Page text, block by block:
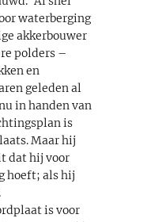
waterberging
akkerbouwer
polders –
en
geleden al
in handen van
is
Maar hij
dat hij voor
hoeft; als hij
is voor